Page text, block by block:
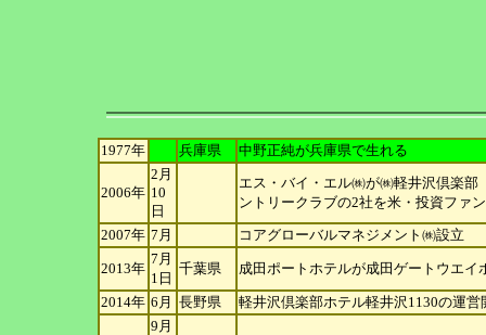
1977年 兵庫県 中野正純が兵庫県で生れる
2006年
2月
10
日
エス・バイ・エル㈱が㈱軽井沢倶楽
ントリークラブの2社を米・投資ファ
2007年 7月 コアグローバルマネジメント㈱設立
2013年
7月
1日
千葉県 成田ポートホテルが成田ゲートウエ
2014年 6月 長野県 軽井沢倶楽部ホテル軽井沢1130の運営
9月